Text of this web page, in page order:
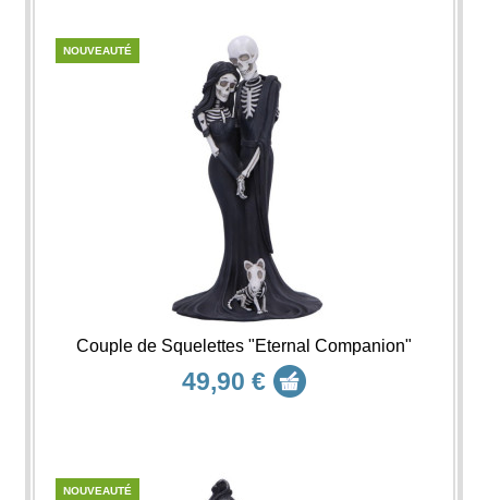
NOUVEAUTÉ
Couple de Squelettes "Eternal Companion"
49,90 €
NOUVEAUTÉ